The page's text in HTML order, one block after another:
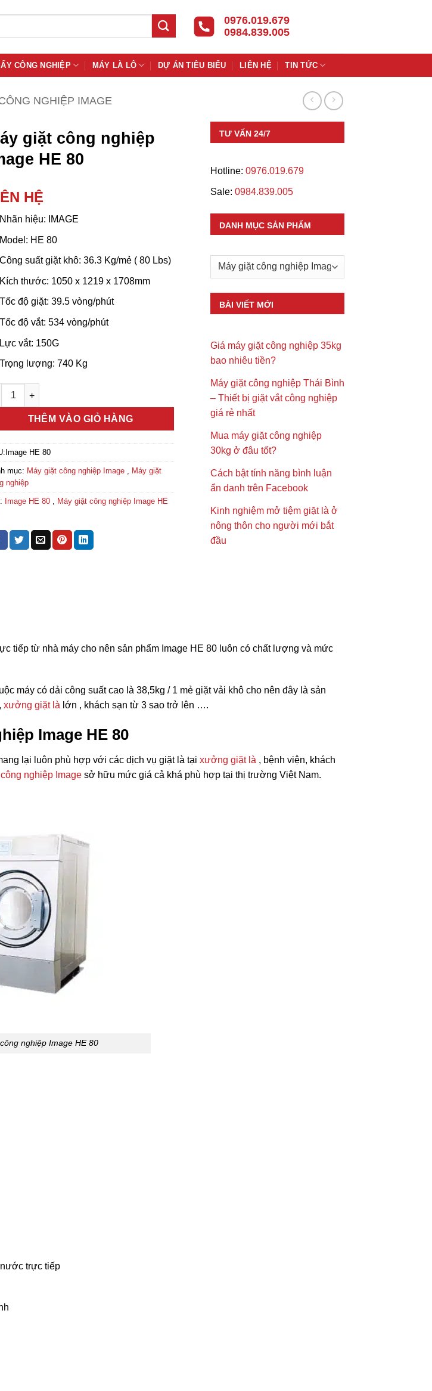
0976.019.679
0984.839.005
CÔNG NGHIỆP MÁY LÀ LÔ DỰ ÁN TIÊU BIỂU LIÊN HỆ TIN TỨC
NGHIỆP IMAGE
giặt công nghiệp
HE 80
HỆ
Nhãn hiệu: IMAGE
Model: HE 80
Công suất giặt khô: 36.3 Kg/mẻ ( 80 Lbs)
Kích thước: 1050 x 1219 x 1708mm
Tốc độ giặt: 39.5 vòng/phút
Tốc độ vắt: 534 vòng/phút
Lực vắt: 150G
Trọng lượng: 740 Kg
giặt công nghiệp Image HE 80 số lượng
THÊM VÀO GIỎ HÀNG
Image HE 80
mục: Máy giặt công nghiệp Image
Máy giặt
nghiệp
Image HE 80
Máy giặt công nghiệp Image HE
TƯ VẤN 24/7
Hotline: 0976.019.679
Sale: 0984.839.005
DANH MỤC SẢN PHẨM
BÀI VIẾT MỚI
Giá máy giặt công nghiệp 35kg
bao nhiêu tiền?
Máy giặt công nghiệp Thái Bình
– Thiết bị giặt vắt công nghiệp
giá rẻ nhất
Mua máy giặt công nghiệp
30kg ở đâu tốt?
Cách bật tính năng bình luận
ẩn danh trên Facebook
Kinh nghiệm mở tiệm giặt là ở
nông thôn cho người mới bắt
đầu
tiếp từ nhà máy cho nên sản phẩm Image HE 80 luôn có chất lượng và mức
máy có dải công suất cao là 38,5kg / 1 mẻ giặt vải khô cho nên đây là sản
xưởng giặt là lớn , khách sạn từ 3 sao trở lên ….
Image HE 80
lại luôn phù hợp với các dịch vụ giặt là tại xưởng giặt là , bệnh viện, khách
nghiệp Image sở hữu mức giá cả khá phù hợp tại thị trường Việt Nam.
nghiệp Image HE 80
trực tiếp